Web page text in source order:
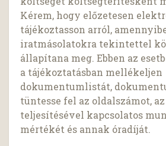
Kérem, hogy előzetesen
tájékoztasson arról,
iratmásolatokra tekintettel
állapítana meg. Ebben az
a tájékoztatásban mellékeljen
dokumentumlistát,
tüntesse fel az oldalszámot,
teljesítésével kapcsolatos
mértékét és annak óradíját.